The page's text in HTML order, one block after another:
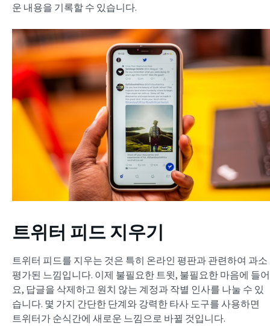
운 내용을 기록할 수 있습니다.
트위터 피드 지우기
트위터 피드를 지우는 것은 특히 온라인 평판과 관련하여 과소
평가된 느낌입니다. 이제 불필요한 트윗, 불필요한 마음에 들어
요, 답글을 삭제하고 원치 않는 계정과 작별 인사를 나눌 수 있
습니다. 몇 가지 간단한 단계와 강력한 타사 도구를 사용하면
트위터가 순식간에 새로운 느낌으로 바뀔 것입니다.